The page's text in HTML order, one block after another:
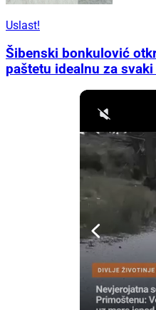
Uslast!
Šibenski bonkulović
paštetu idealnu za